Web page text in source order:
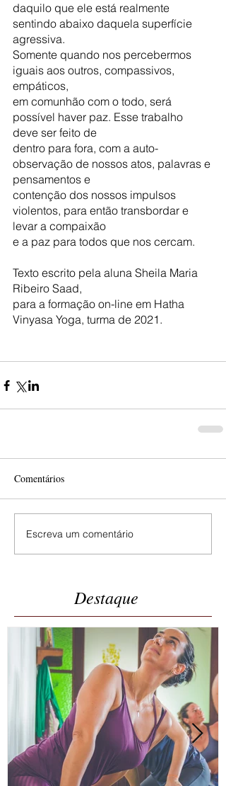
daquilo que ele está realmente
sentindo abaixo daquela superfície
agressiva.
Somente quando nos percebermos
iguais aos outros, compassivos,
empáticos,
em comunhão com o todo, será
possível haver paz. Esse trabalho
deve ser feito de
dentro para fora, com a auto-
observação de nossos atos, palavras e
pensamentos e
contenção dos nossos impulsos
violentos, para então transbordar e
levar a compaixão
e a paz para todos que nos cercam.
Texto escrito pela aluna Sheila Maria
Ribeiro Saad,
para a formação on-line em Hatha
Vinyasa Yoga, turma de 2021.
Comentários
Escreva um comentário
Destaque